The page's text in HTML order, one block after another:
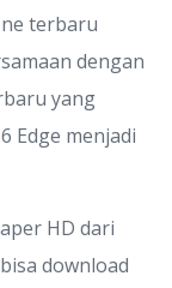
terbaru
dengan
yang
Edge menjadi
HD dari
download